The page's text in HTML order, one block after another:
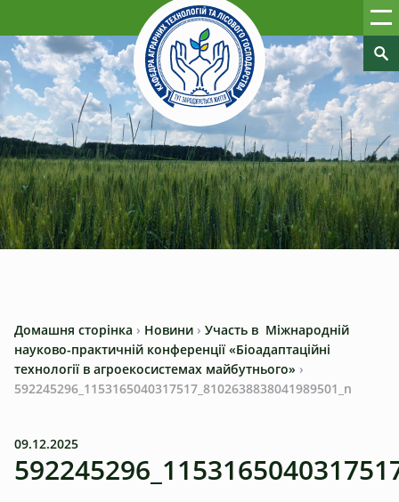
Домашня сторінка › Новини › Участь в Міжнародній
науково-практичній конференції «Біоадаптаційні
технології в агроекосистемах майбутнього» ›
592245296_1153165040317517_8102638838041989501_n
09.12.2025